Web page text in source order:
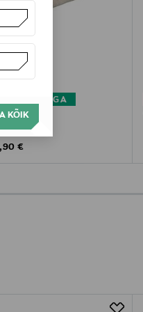
KÕIK
KUPONGIGA
Price
€